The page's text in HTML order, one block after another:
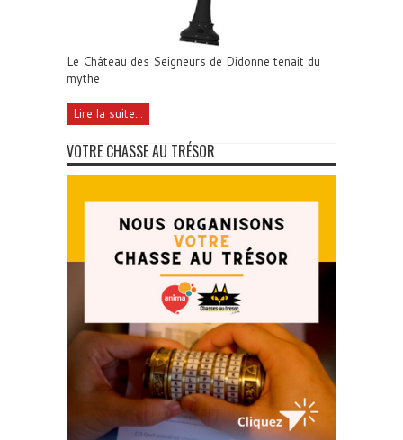
Le Château des Seigneurs de Didonne tenait du
mythe
Lire la suite...
VOTRE CHASSE AU TRÉSOR